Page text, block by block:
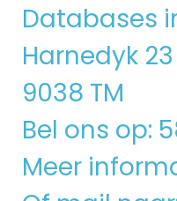
Databases
Harnedyk 23
9038 TM
Bel ons op:
Meer